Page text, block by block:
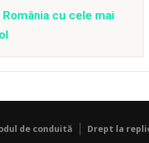
cu cele mai
de conduită Drept la